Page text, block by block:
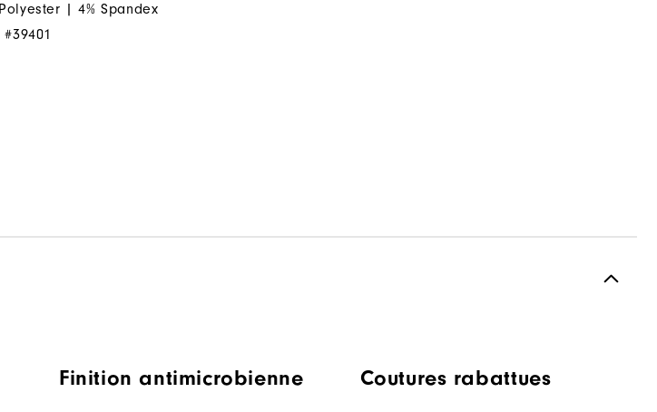
| 4% Spandex
#39401
Finition antimicrobienne Coutures rabattues